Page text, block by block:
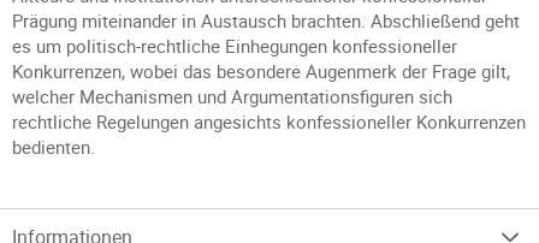
Prägung miteinander in Austausch brachten. Abschließend geht
es um politisch-rechtliche Einhegungen konfessioneller
Konkurrenzen, wobei das besondere Augenmerk der Frage gilt,
welcher Mechanismen und Argumentationsfiguren sich
rechtliche Regelungen angesichts konfessioneller Konkurrenzen
bedienten.
Informationen